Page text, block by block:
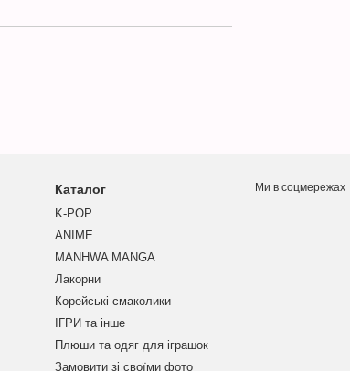
Каталог
K-POP
ANIME
MANHWA MANGA
Лакорни
Корейські смаколики
ІГРИ та інше
Плюши та одяг для іграшок
Замовити зі своїми фото
Ми в соцмережах